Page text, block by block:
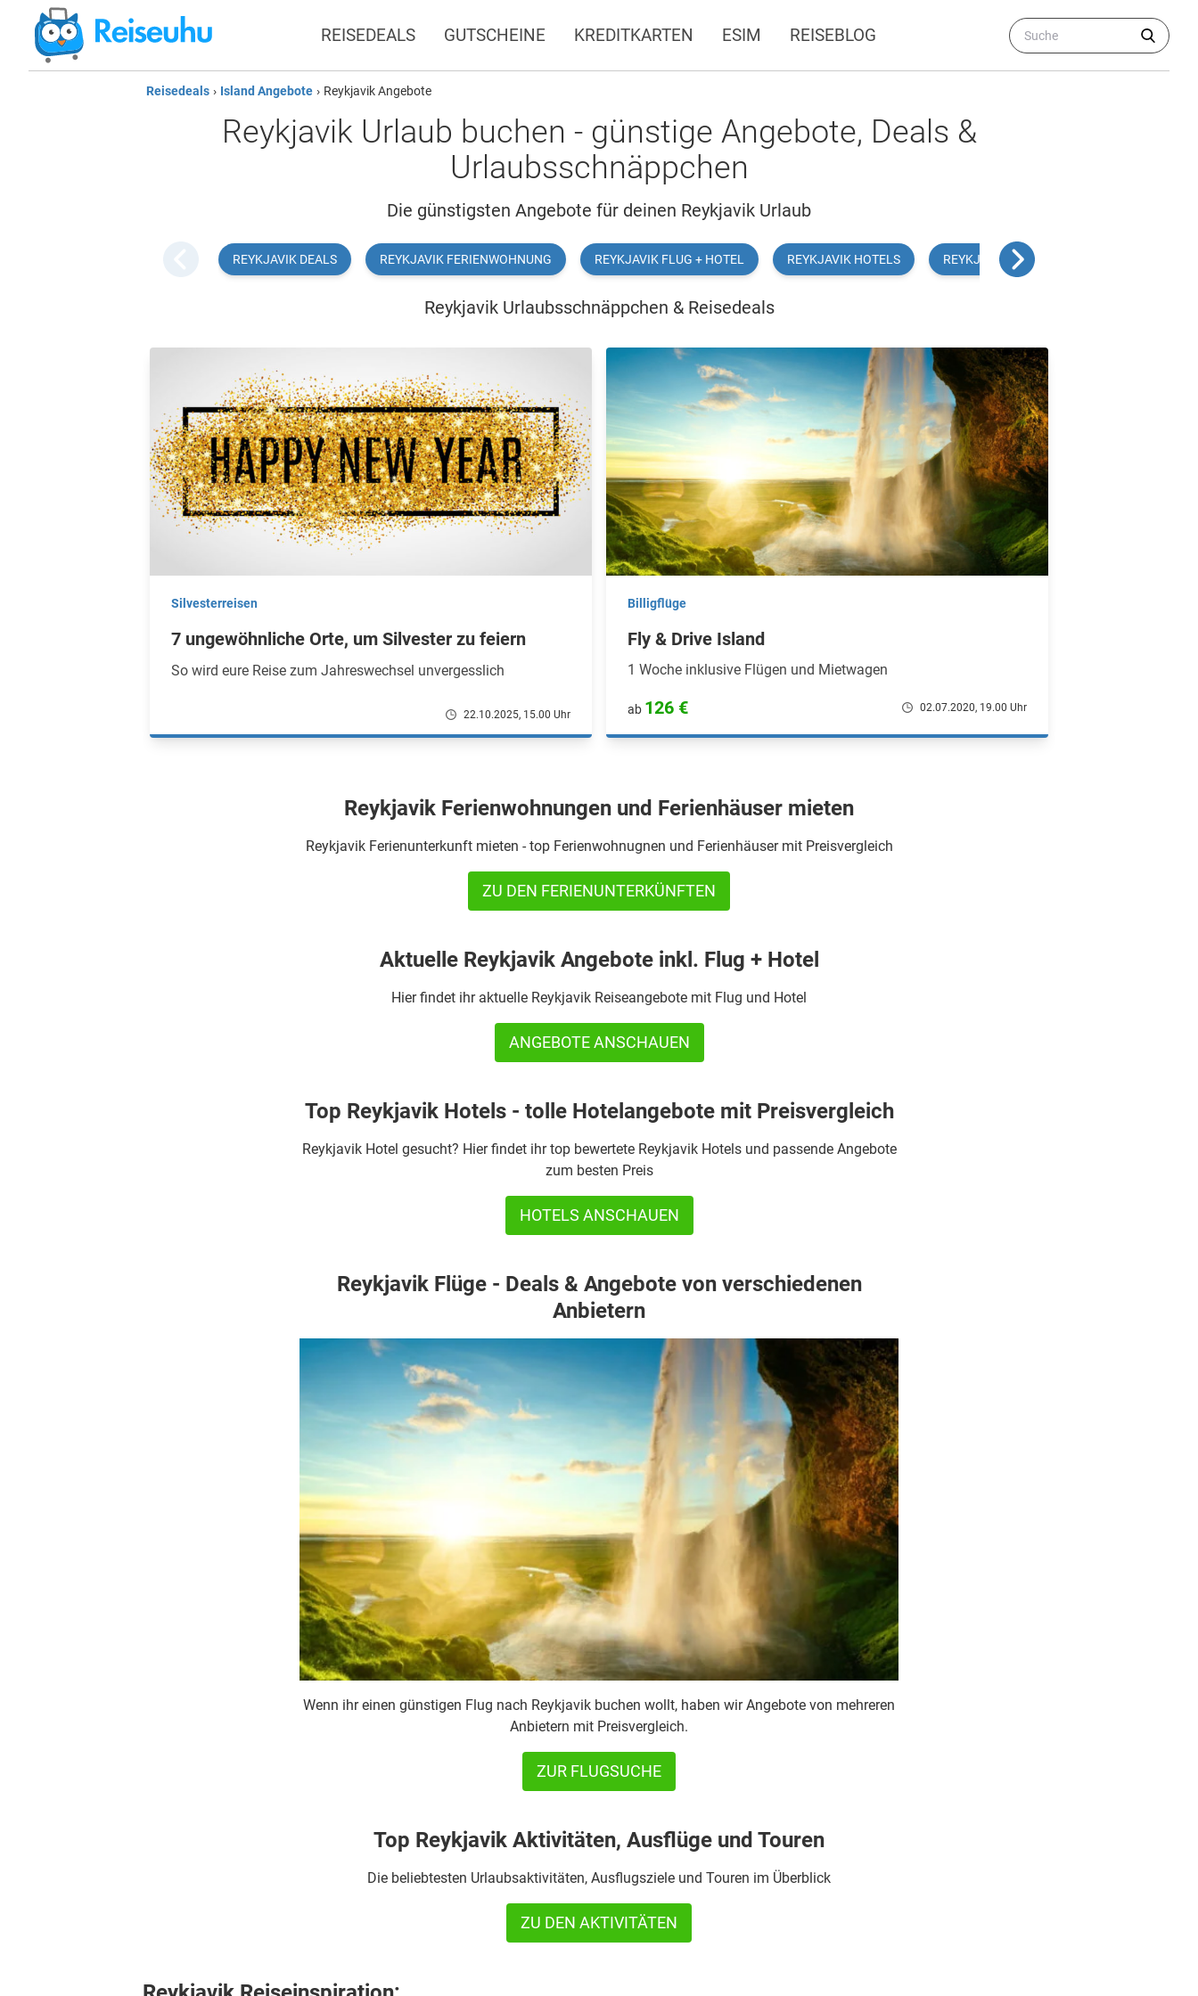
REISEDEALS GUTSCHEINE KREDITKARTEN ESIM REISEBLOG
Reisedeals › Island Angebote › Reykjavik Angebote
Reykjavik Urlaub buchen - günstige Angebote, Deals &
Urlaubsschnäppchen
Die günstigsten Angebote für deinen Reykjavik Urlaub
REYKJAVIK DEALS REYKJAVIK FERIENWOHNUNG REYKJAVIK FLUG + HOTEL REYKJAVIK HOTELS REYKJAVIK FLÜGE
Reykjavik Urlaubsschnäppchen & Reisedeals
Silvesterreisen
7 ungewöhnliche Orte, um Silvester zu feiern
So wird eure Reise zum Jahreswechsel unvergesslich
22.10.2025, 15.00 Uhr
Billigflüge
Fly & Drive Island
1 Woche inklusive Flügen und Mietwagen
ab 126 € 02.07.2020, 19.00 Uhr
Reykjavik Ferienwohnungen und Ferienhäuser mieten
Reykjavik Ferienunterkunft mieten - top Ferienwohnugnen und Ferienhäuser mit Preisvergleich
ZU DEN FERIENUNTERKÜNFTEN
Aktuelle Reykjavik Angebote inkl. Flug + Hotel
Hier findet ihr aktuelle Reykjavik Reiseangebote mit Flug und Hotel
ANGEBOTE ANSCHAUEN
Top Reykjavik Hotels - tolle Hotelangebote mit Preisvergleich
Reykjavik Hotel gesucht? Hier findet ihr top bewertete Reykjavik Hotels und passende Angebote
zum besten Preis
HOTELS ANSCHAUEN
Reykjavik Flüge - Deals & Angebote von verschiedenen
Anbietern
Wenn ihr einen günstigen Flug nach Reykjavik buchen wollt, haben wir Angebote von mehreren
Anbietern mit Preisvergleich.
ZUR FLUGSUCHE
Top Reykjavik Aktivitäten, Ausflüge und Touren
Die beliebtesten Urlaubsaktivitäten, Ausflugsziele und Touren im Überblick
ZU DEN AKTIVITÄTEN